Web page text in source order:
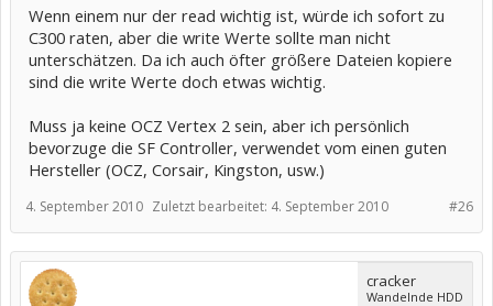
Wenn einem nur der read wichtig ist, würde ich sofort zu
C300 raten, aber die write Werte sollte man nicht
unterschätzen. Da ich auch öfter größere Dateien kopiere
sind die write Werte doch etwas wichtig.
Muss ja keine OCZ Vertex 2 sein, aber ich persönlich
bevorzuge die SF Controller, verwendet vom einen guten
Hersteller (OCZ, Corsair, Kingston, usw.)
#26
4. September 2010 Zuletzt bearbeitet: 4. September 2010
cracker
Wandelnde HDD